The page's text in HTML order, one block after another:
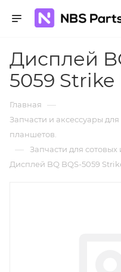
Дисплей
5059 Strike
Главная —
Запчасти и аксессуары
планшетов.
— Запчасти для
Дисплей BQ BQS-5059